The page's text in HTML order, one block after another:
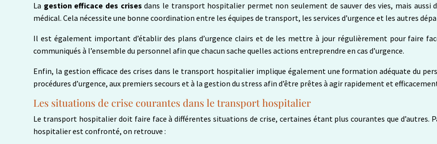
La gestion efficace des crises dans le transport hospitalier permet non seulement de sauver des vies, mais
médical. Cela nécessite une bonne coordination entre les équipes de transport, les services d’urgence et les autres
Il est également important d’établir des plans d’urgence clairs et de les mettre à jour régulièrement pour faire
communiqués à l’ensemble du personnel afin que chacun sache quelles actions entreprendre en cas d’urgence.
Enfin, la gestion efficace des crises dans le transport hospitalier implique également une formation adéquate du
procédures d’urgence, aux premiers secours et à la gestion du stress afin d’être prêtes à agir rapidement et
Les situations de crise courantes dans le transport hospitalier
Le transport hospitalier doit faire face à différentes situations de crise, certaines étant plus courantes que d’autres.
hospitalier est confronté, on retrouve :